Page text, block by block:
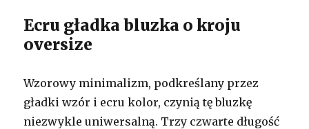
Ecru gładka bluzka o kroju
oversize
Wzorowy minimalizm, podkreślany przez
gładki wzór i ecru kolor, czynią tę bluzkę
niezwykle uniwersalną. Trzy czwarte długość